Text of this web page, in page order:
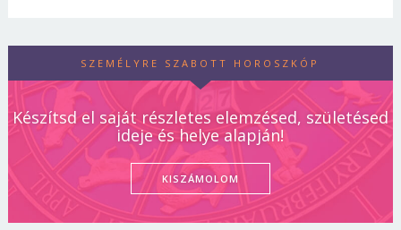
SZEMÉLYRE SZABOTT HOROSZKÓP
Készítsd el saját részletes elemzésed, születésed
ideje és helye alapján!
KISZÁMOLOM